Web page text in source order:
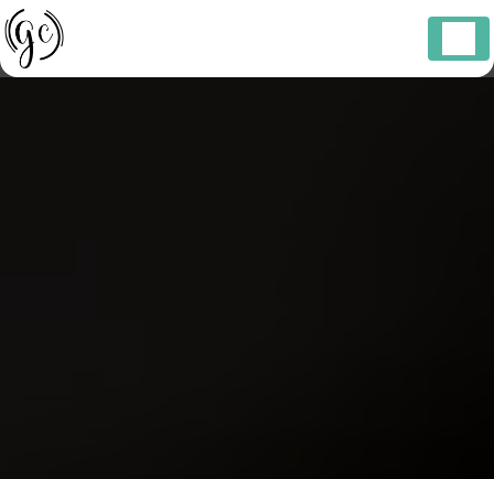
Panneau de gestion des cookies